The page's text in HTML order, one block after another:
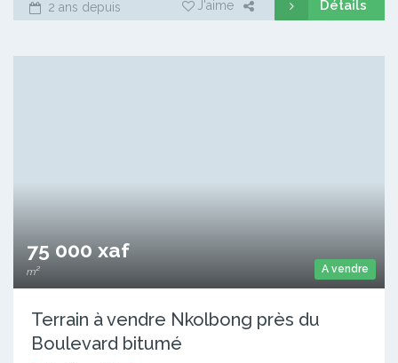
2 ans depuis J'aime Détails
A vendre
75 000 xaf
m²
Terrain à vendre Nkolbong près du
Boulevard bitumé